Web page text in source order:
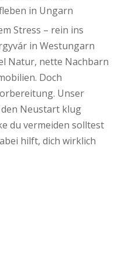
in Ungarn
Stress – rein ins
in Westungarn
Natur, nette Nachbarn
Doch
Unser
Neustart klug
du vermeiden solltest
hilft, dich wirklich